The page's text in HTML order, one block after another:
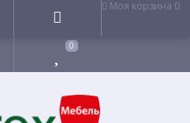
0
Моя корзина 0